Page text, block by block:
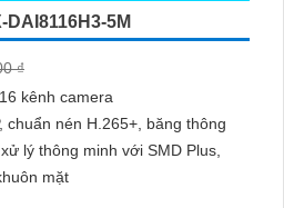
5M
₫
kênh camera
chuẩn nén H.265+, băng thông
lý thông minh với SMD Plus,
mặt